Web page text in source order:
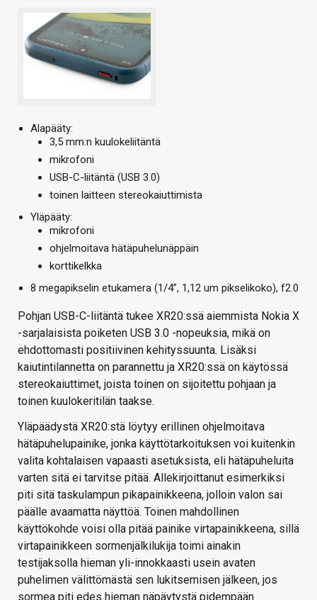
Alapääty:
3,5 mm:n kuulokeliitäntä
mikrofoni
USB-C-liitäntä (USB 3.0)
toinen laitteen stereokaiuttimista
Yläpääty:
mikrofoni
ohjelmoitava hätäpuhelunäppäin
korttikelkka
8 megapikselin etukamera (1/4”, 1,12 um pikselikoko), f2.0
Pohjan USB-C-liitäntä tukee XR20:ssä aiemmista Nokia X
-sarjalaisista poiketen USB 3.0 -nopeuksia, mikä on
ehdottomasti positiivinen kehityssuunta. Lisäksi
kaiutintilannetta on parannettu ja XR20:ssä on käytössä
stereokaiuttimet, joista toinen on sijoitettu pohjaan ja
toinen kuulokeritilän taakse.
Yläpäädystä XR20:stä löytyy erillinen ohjelmoitava
hätäpuhelupainike, jonka käyttötarkoituksen voi kuitenkin
valita kohtalaisen vapaasti asetuksista, eli hätäpuheluita
varten sitä ei tarvitse pitää. Allekirjoittanut esimerkiksi
piti sitä taskulampun pikapainikkeena, jolloin valon sai
päälle avaamatta näyttöä. Toinen mahdollinen
käyttökohde voisi olla pitää painike virtapainikkeena, sillä
virtapainikkeen sormenjälkilukija toimi ainakin
testijaksolla hieman yli-innokkaasti usein avaten
puhelimen välittömästä sen lukitsemisen jälkeen, jos
sormea piti edes hieman näpäytystä pidempään